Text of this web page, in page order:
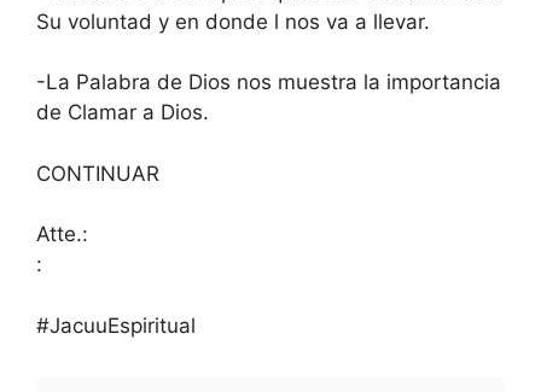
Su voluntad y en donde l nos va a llevar.
-La Palabra de Dios nos muestra la importancia
de Clamar a Dios.
CONTINUAR
Atte.:
:
#JacuuEspiritual